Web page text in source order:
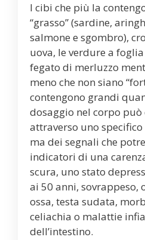
I cibi che più la
“grasso” (sardine,
salmone e sgombro),
uova, le verdure a
fegato di merluzzo
meno che non siano
contengono grandi
dosaggio nel corpo può
attraverso uno
ma dei segnali che
indicatori di una
scura, uno stato
ai 50 anni, sovrappeso,
ossa, testa sudata,
celiachia o malattie
dell’intestino.